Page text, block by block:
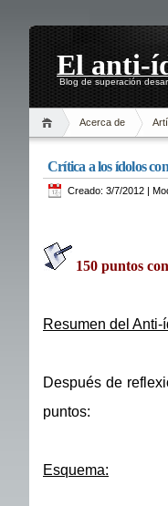
El anti-
Blog de superación
Acerca de
Crítica a los ídolos
Creado: 3/7/2012 |
150 puntos
Resumen del Anti-
Después de
puntos:
Esquema: